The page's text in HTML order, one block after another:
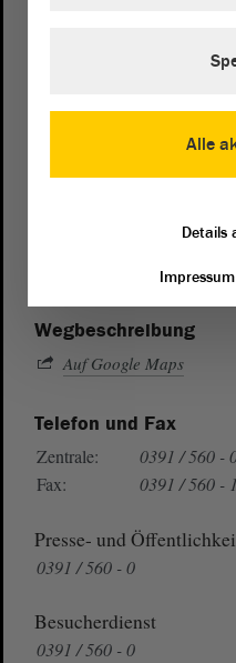
Postanschrift
39104 Magdeburg
Wegbeschreibung
Auf Google Maps
Telefon und Fax
Zentrale:
0391 / 560 -
Fax:
0391 / 560 -
Presse- und
0391 / 560 - 0
Besucherdienst
0391 / 560 - 0
Alle
Details
Impressum